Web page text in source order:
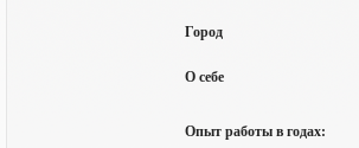
Город
О себе
Опыт работы в годах: